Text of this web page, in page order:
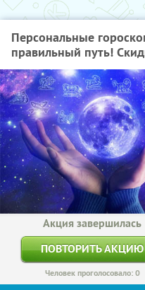
Персональные
правильный путь!
Акция завершилась
ПОВТОРИТЬ АКЦИЮ
Человек проголосовало: 0